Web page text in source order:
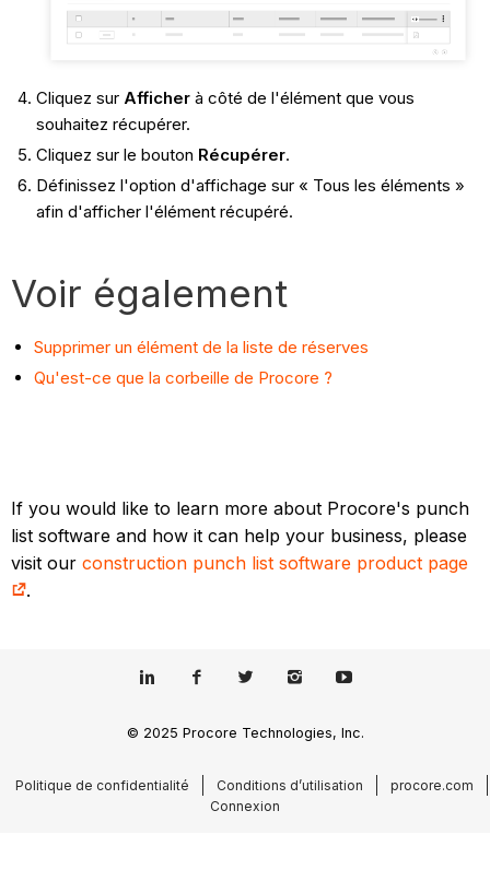
Cliquez sur Afficherà côté de l'élément que vous
souhaitez récupérer.
Cliquez sur le bouton Récupérer.
Définissez l'option d'affichage sur « Tous les éléments »
afin d'afficher l'élément récupéré.
Voir également
Supprimer un élément de la liste de réserves
Qu'est-ce que la corbeille de Procore ?
If you would like to learn more about Procore's punch
list software and how it can help your business, please
visit ourconstruction punch list software product page
.
© 2025 Procore Technologies, Inc.
Politique de confidentialité Conditions d’utilisation
procore.com
Connexion